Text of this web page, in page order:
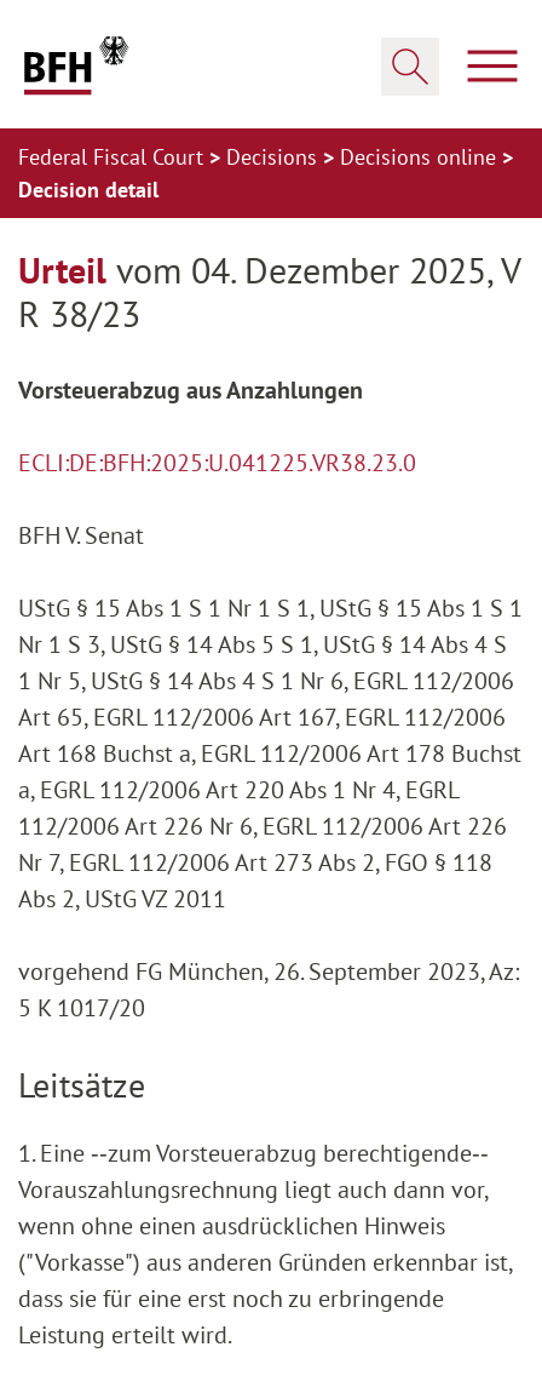
Federal Fiscal Court Decisions
Decisions online
Decision detail
Urteil vom 04. Dezember 2025, V
R 38/23
Vorsteuerabzug aus Anzahlungen
ECLI:DE:BFH:2025:U.041225.VR38.23.0
BFH V. Senat
UStG § 15 Abs 1 S 1 Nr 1 S 1, UStG § 15 Abs 1 S 1
Nr 1 S 3, UStG § 14 Abs 5 S 1, UStG § 14 Abs 4 S
1 Nr 5, UStG § 14 Abs 4 S 1 Nr 6, EGRL 112/2006
Art 65, EGRL 112/2006 Art 167, EGRL 112/2006
Art 168 Buchst a, EGRL 112/2006 Art 178 Buchst
a, EGRL 112/2006 Art 220 Abs 1 Nr 4, EGRL
112/2006 Art 226 Nr 6, EGRL 112/2006 Art 226
Nr 7, EGRL 112/2006 Art 273 Abs 2, FGO § 118
Abs 2, UStG VZ 2011
vorgehend FG München, 26. September 2023, Az:
5 K 1017/20
Leitsätze
1. Eine ‑‑zum Vorsteuerabzug berechtigende‑‑
Vorauszahlungsrechnung liegt auch dann vor,
wenn ohne einen ausdrücklichen Hinweis
("Vorkasse") aus anderen Gründen erkennbar ist,
dass sie für eine erst noch zu erbringende
Leistung erteilt wird.